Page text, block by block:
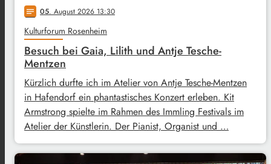
notes 05. August 2026 13:30
Kulturforum Rosenheim
Besuch bei Gaia, Lilith und Antje Tesche-
Mentzen
Kürzlich durfte ich im Atelier von Antje Tesche-Mentzen
in Hafendorf ein phantastisches Konzert erleben. Kit
Armstrong spielte im Rahmen des Immling Festivals im
Atelier der Künstlerin. Der Pianist, Organist und …